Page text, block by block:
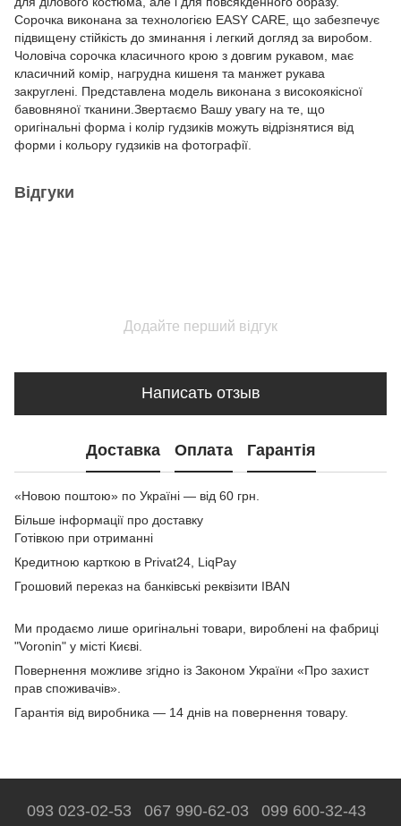
Сорочка виконана за технологією EASY CARE, що забезпечує
підвищену стійкість до зминання і легкий догляд за виробом.
Чоловіча сорочка класичного крою з довгим рукавом, має
класичний комір, нагрудна кишеня та манжет рукава
закруглені. Представлена модель виконана з високоякісної
бавовняної тканини.Звертаємо Вашу увагу на те, що
оригінальні форма і колір гудзиків можуть відрізнятися від
форми і кольору гудзиків на фотографії.
Відгуки
Додайте перший відгук
Написать отзыв
Доставка Оплата Гарантія
«Новою поштою» по Україні — від 60 грн.
Більше інформації про доставку
Готівкою при отриманні
Кредитною карткою в Privat24, LiqPay
Грошовий переказ на банківські реквізити IBAN
Ми продаємо лише оригінальні товари, вироблені на фабриці
"Voronin" у місті Києві.
Повернення можливе згідно із Законом України «Про захист
прав споживачів».
Гарантія від виробника — 14 днів на повернення товару.
093 023-02-53 067 990-62-03 099 600-32-43